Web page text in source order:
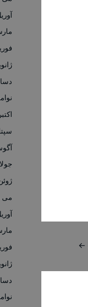
←
آوریل
مارس
فوریه
ژانویه
نوامبر
اکتبر 2024
جولای
ژوئن
می 2024
آوریل
مارس
فوریه
ژانویه
نوامبر